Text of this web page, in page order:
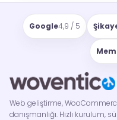
Google4,9 / 5
Web geliştirme,
danışmanlığı. Hızlı kurulum,